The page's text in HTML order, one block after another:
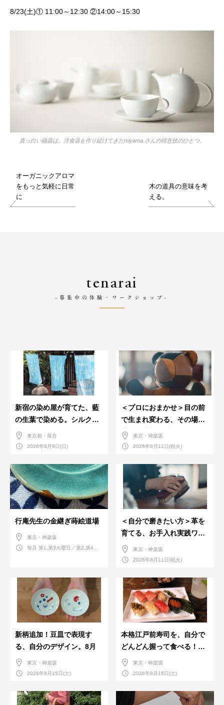
8/23(土)① 11:00～12:30 ②14:00～15:30
真っ白い磁器は、洋食器を作り続けてきたmiyama.さんの得意技のひとつ。
オーガニックアロマ
をもっと気軽に日常
に
木の道具の意味を考
える。
tenarai
-募集中の体験・ワークショップ-
新宿の染め屋が育てた、藍
の生葉で染める。シルクの
ストール
東京都・落合
2026年8月9日(日)
＜プロにおまかせ＞目の前
で生まれ変わる、その場で
革のお手入れ受付会。
東京・神楽坂
2026年8月11日(祝火)
行庵先生の金継ぎ蒔絵道場
東京・神楽坂
毎月 第1,第3火曜日／第2,第4火
＜自分で磨きたい方＞革を
育てる、お手入れ実践ワー
クショップ。基本編！
東京・神楽坂
2026年8月11日(祝火)
新柄追加！豆皿で表現す
る、自分のデザイン。8月
東京・神楽坂
2026年8月15日(土)
本格江戸前寿司を、自分で
どんどん握って食べる！職
人さんに教わる＜握りの練
習会＞８月
東京・神楽坂
2026年8月15日(土)